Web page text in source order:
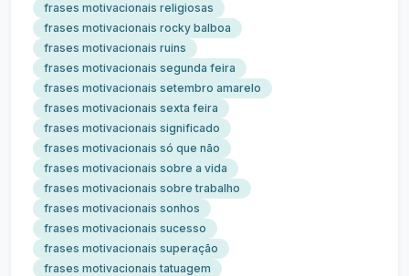
frases motivacionais religiosas
frases motivacionais rocky balboa
frases motivacionais ruins
frases motivacionais segunda feira
frases motivacionais setembro amarelo
frases motivacionais sexta feira
frases motivacionais significado
frases motivacionais só que não
frases motivacionais sobre a vida
frases motivacionais sobre trabalho
frases motivacionais sonhos
frases motivacionais sucesso
frases motivacionais superação
frases motivacionais tatuagem